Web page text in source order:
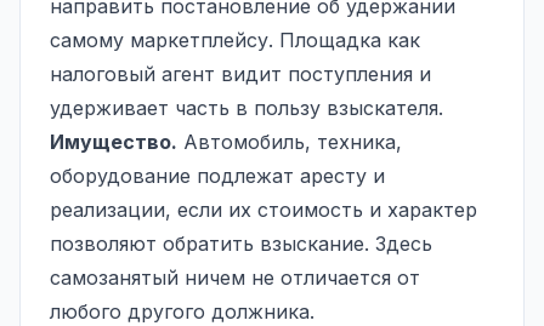
направить постановление об удержании
самому маркетплейсу. Площадка как
налоговый агент видит поступления и
удерживает часть в пользу взыскателя.
Имущество. Автомобиль, техника,
оборудование подлежат аресту и
реализации, если их стоимость и характер
позволяют обратить взыскание. Здесь
самозанятый ничем не отличается от
любого другого должника.